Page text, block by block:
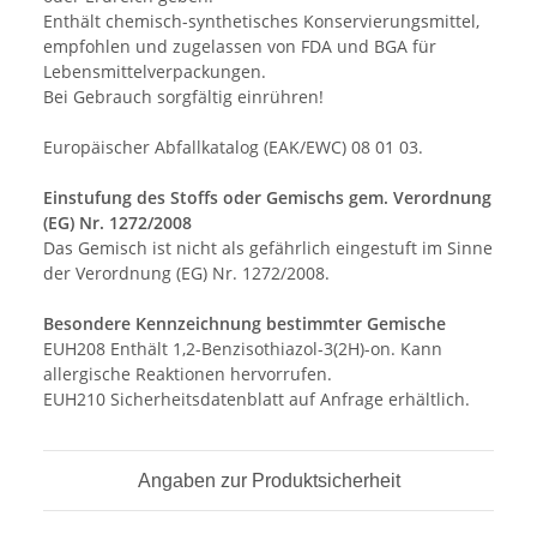
Enthält chemisch-synthetisches Konservierungsmittel,
empfohlen und zugelassen von FDA und BGA für
Lebensmittelverpackungen.
Bei Gebrauch sorgfältig einrühren!
Europäischer Abfallkatalog (EAK/EWC) 08 01 03.
Einstufung des Stoffs oder Gemischs gem. Verordnung
(EG) Nr. 1272/2008
Das Gemisch ist nicht als gefährlich eingestuft im Sinne
der Verordnung (EG) Nr. 1272/2008.
Besondere Kennzeichnung bestimmter Gemische
EUH208 Enthält 1,2-Benzisothiazol-3(2H)-on. Kann
allergische Reaktionen hervorrufen.
EUH210 Sicherheitsdatenblatt auf Anfrage erhältlich.
Angaben zur Produktsicherheit